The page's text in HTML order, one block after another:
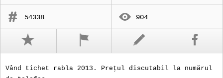
54338 904
Vând tichet rabla 2013. Preţul discutabil la numărul